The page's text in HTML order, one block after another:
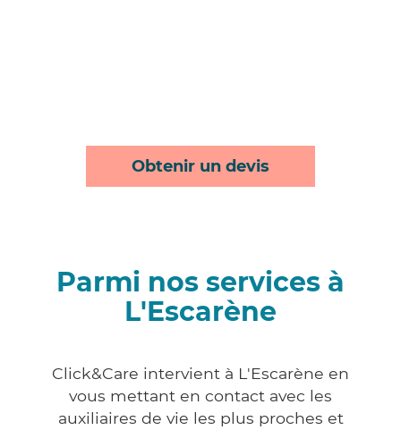
Obtenir un devis
Parmi nos services à
L'Escarène
Click&Care intervient à L'Escarène en
vous mettant en contact avec les
auxiliaires de vie les plus proches et